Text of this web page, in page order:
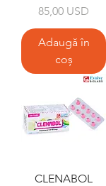
Preț
85,00 USD
Adaugă în
coș
CLENABOL